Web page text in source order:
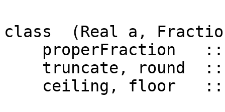
class (Real a,
properFraction ::
truncate, round ::
ceiling, floor ::